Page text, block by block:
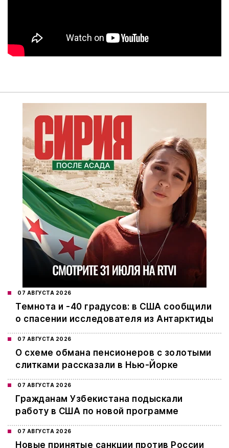
07 АВГУСТА 2026
Темнота и -40 градусов: в США сообщили
о спасении исследователя из Антарктиды
07 АВГУСТА 2026
О схеме обмана пенсионеров с золотыми
слитками рассказали в Нью-Йорке
07 АВГУСТА 2026
Гражданам Узбекистана подыскали
работу в США по новой программе
07 АВГУСТА 2026
Новые принятые санкции против России